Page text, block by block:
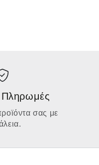
Πληρωμές
σας με